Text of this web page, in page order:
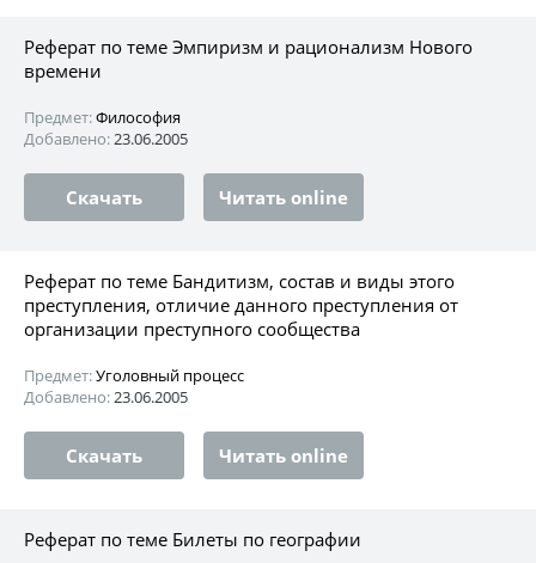
Реферат по теме Эмпиризм и рационализм Нового
времени
Предмет:Философия
Добавлено:23.06.2005
Скачать Читать online
Реферат по теме Бандитизм, состав и виды этого
преступления, отличие данного преступления от
организации преступного сообщества
Предмет:Уголовный процесс
Добавлено:23.06.2005
Скачать Читать online
Реферат по теме Билеты по географии